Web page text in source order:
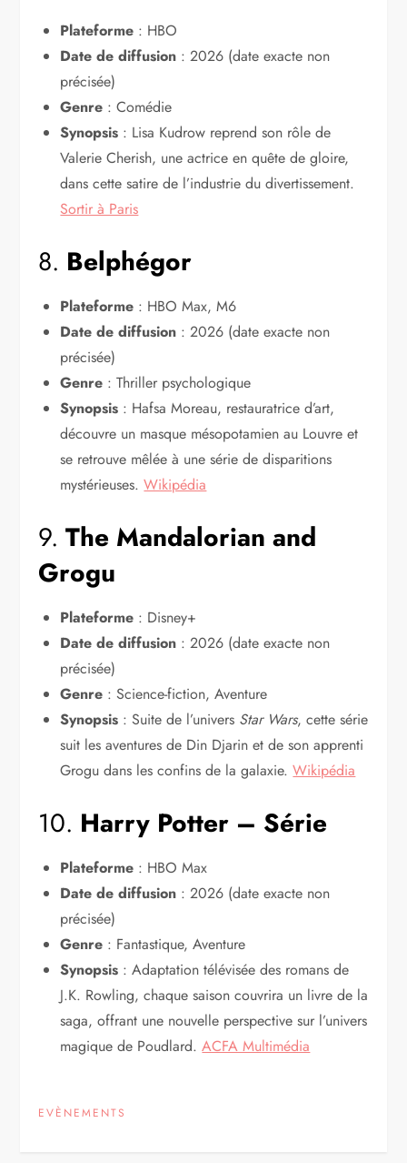
Plateforme : HBO
Date de diffusion : 2026 (date exacte non
précisée)
Genre : Comédie
Synopsis : Lisa Kudrow reprend son rôle de
Valerie Cherish, une actrice en quête de gloire,
dans cette satire de l’industrie du divertissement.
Sortir à Paris
8. Belphégor
Plateforme : HBO Max, M6
Date de diffusion : 2026 (date exacte non
précisée)
Genre : Thriller psychologique
Synopsis : Hafsa Moreau, restauratrice d’art,
découvre un masque mésopotamien au Louvre et
se retrouve mêlée à une série de disparitions
mystérieuses.Wikipédia
9.The Mandalorian and
Grogu
Plateforme : Disney+
Date de diffusion : 2026 (date exacte non
précisée)
Genre : Science-fiction, Aventure
Synopsis : Suite de l’univers Star Wars, cette série
suit les aventures de Din Djarin et de son apprenti
Grogu dans les confins de la galaxie.Wikipédia
10. Harry Potter – Série
Plateforme : HBO Max
Date de diffusion : 2026 (date exacte non
précisée)
Genre : Fantastique, Aventure
Synopsis : Adaptation télévisée des romans de
J.K. Rowling, chaque saison couvrira un livre de la
saga, offrant une nouvelle perspective sur l’univers
magique de Poudlard.ACFA Multimédia
EVÈNEMENTS